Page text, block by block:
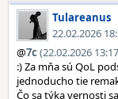
Tulareanus
22.02.2026
@7c (22.02.2026
:) Za mňa sú QoL
jednoducho tie
Čo sa týka vernosti